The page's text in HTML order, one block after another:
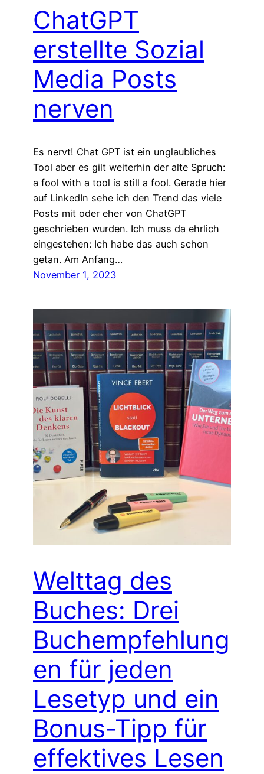
ChatGPT
erstellte Sozial
Media Posts
nerven
Es nervt! Chat GPT ist ein unglaubliches
Tool aber es gilt weiterhin der alte Spruch:
a fool with a tool is still a fool. Gerade hier
auf LinkedIn sehe ich den Trend das viele
Posts mit oder eher von ChatGPT
geschrieben wurden. Ich muss da ehrlich
eingestehen: Ich habe das auch schon
getan. Am Anfang…
November 1, 2023
Welttag des
Buches: Drei
Buchempfehlung
en für jeden
Lesetyp und ein
Bonus-Tipp für
effektives Lesen